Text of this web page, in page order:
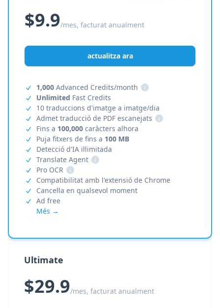
$9.9/mes, facturat anualment
actualitza ara
1,000 Advanced Credits/month
i
Unlimited Fast Credits
10 traduccions d'imatge a imatge/dia
Admet traducció de PDF escanejats
i
Fins a 100,000 caràcters alhora
Puja fitxers de fins a 100 MB
Detecció d'IA il·limitada
Translate Agent
i
Pro OCR
i
Compatibilitat amb l'extensió de Chrome
Cancel·la en qualsevol moment
Ad free
Més →
Ultimate
$29.9/mes, facturat anualment